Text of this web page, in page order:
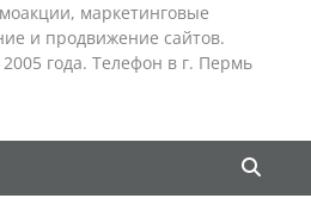
маркетинговые
и продвижение сайтов.
2005 года. Телефон в г. Пермь